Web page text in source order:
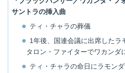
サントラの挿入曲
ティ・チャラの葬儀
1年後、国連会議に出席したラ
タロン・ファイターでワカンダ
ティ・チャラの命日にラモン